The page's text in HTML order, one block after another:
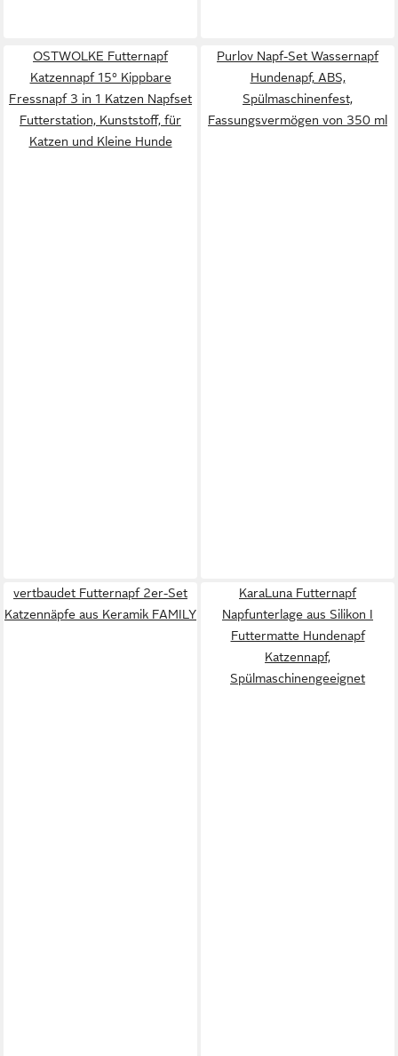
OSTWOLKE Futternapf
Katzennapf 15° Kippbare
Fressnapf 3 in 1 Katzen Napfset
Futterstation, Kunststoff, für
Katzen und Kleine Hunde
Purlov Napf-Set Wassernapf
Hundenapf, ABS,
Spülmaschinenfest,
Fassungsvermögen von 350 ml
vertbaudet Futternapf 2er-Set
Katzennäpfe aus Keramik FAMILY
KaraLuna Futternapf
Napfunterlage aus Silikon I
Futtermatte Hundenapf
Katzennapf,
Spülmaschinengeeignet